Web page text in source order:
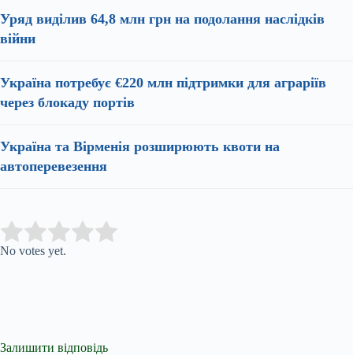
Уряд виділив 64,8 млн грн на подолання наслідків
війни
Україна потребує €220 млн підтримки для аграріїв
через блокаду портів
Україна та Вірменія розширюють квоти на
автоперевезення
Rate this item:
No votes yet.
Залишити відповідь